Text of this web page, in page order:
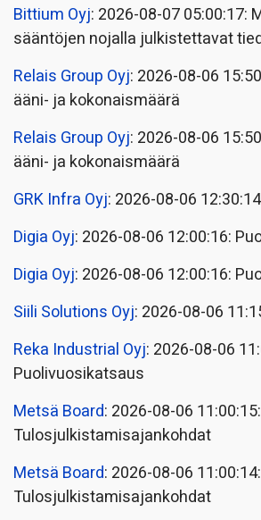
Bittium Oyj: 2026-08-07 05:00:17:
sääntöjen nojalla julkistettavat
Relais Group Oyj: 2026-08-06
ääni- ja kokonaismäärä
Relais Group Oyj: 2026-08-06
ääni- ja kokonaismäärä
GRK Infra Oyj: 2026-08-06
Digia Oyj: 2026-08-06 12:00:16:
Digia Oyj: 2026-08-06 12:00:16:
Siili Solutions Oyj: 2026-08-06
Reka Industrial Oyj: 2026-08-06
Puolivuosikatsaus
Metsä Board: 2026-08-06 11:00:15:
Tulosjulkistamisajankohdat
Metsä Board: 2026-08-06 11:00:14:
Tulosjulkistamisajankohdat